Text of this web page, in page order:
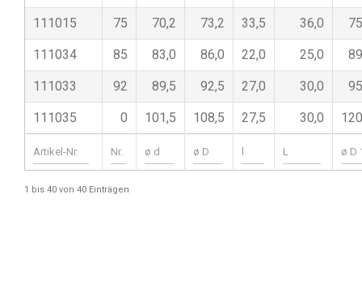
111015 75 70,2 73,2 33,5 36,0
111034 85 83,0 86,0 22,0 25,0
111033 92 89,5 92,5 27,0 30,0
111035 0 101,5 108,5 27,5 30,0
1 bis 40 von 40 Einträgen